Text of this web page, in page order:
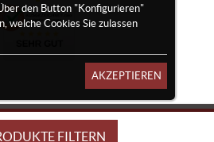
FILTERN
den Button "Konfigurieren"
welche Cookies Sie zulassen
AKZEPTIEREN